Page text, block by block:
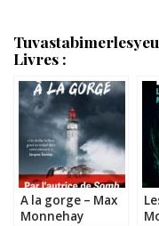
Livres :
A la gorge – Max
Monnehay